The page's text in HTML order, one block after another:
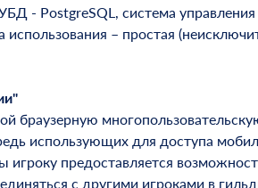
- PostgreSQL, система
использования – простая
браузерную
использующих для доступа
предоставляется
с другими игроками в